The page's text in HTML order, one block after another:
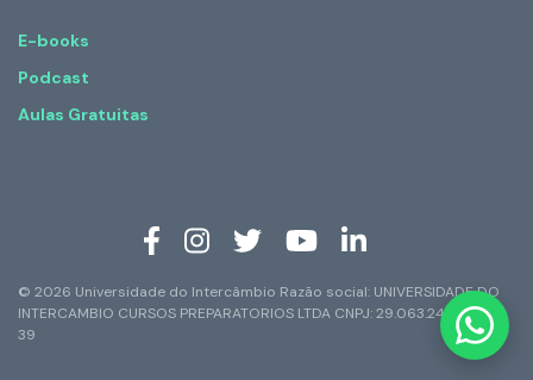
E-books
Podcast
Aulas Gratuitas
© 2026 Universidade do Intercâmbio Razão social: UNIVERSIDADE DO
INTERCAMBIO CURSOS PREPARATORIOS LTDA CNPJ: 29.063.247/0001-
39